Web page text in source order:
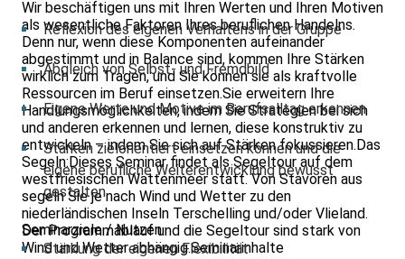
Wir beschäftigen uns mit Ihren Werten und Ihren Motiven
als wesentliche Faktoren Ihres beruflichen Handelns.
Denn nur, wenn diese Komponenten aufeinander
abgestimmt und in Balance sind, kommen Ihre Stärken
wirklich zum Tragen, und Sie können sie als kraftvolle
Ressourcen im Beruf einsetzen.Sie erweitern Ihre
Handlungsmöglichkeiten, indem Sie Strategien bei sich
und anderen erkennen und lernen, diese konstruktiv zu
entwickeln – indem Sie sich auf Stärken fokussieren.Das
Segeln:Dieses Seminar findet als Segeltour auf dem
west­frie­sischen Wattenmeer statt. Von Stavoren aus
segeln Sie je nach Wind und Wetter zu den
niederländischen Inseln Terschel­ling und/oder Vlieland.
Der Pro­grammablauf und die Segeltour sind stark von
Wind und Wetter abhängig.Seminarinhalte
Reflexion des eigenen Verhaltens in der Gruppe
Abgleich von Selbst- und Fremdbild
Eigene Werte und Motive im Berufsalltag erkennen
Stärken zielorientiert einsetzen können und die
eigene berufliche Weiterentwicklung bewusst
gestalten
Seminarziele / Nutzen
Stärkung der eigenen Flexibilität